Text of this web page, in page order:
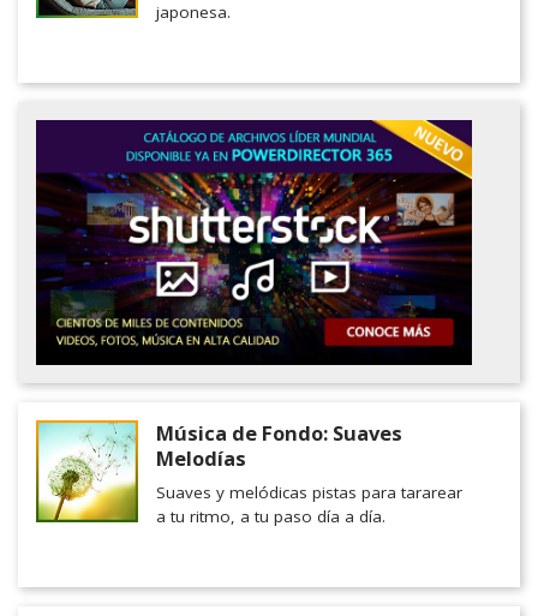
japonesa.
Música de Fondo: Suaves
Melodías
Suaves y melódicas pistas para tararear
a tu ritmo, a tu paso día a día.